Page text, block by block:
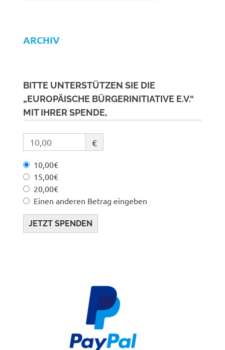
ARCHIV
BITTE UNTERSTÜTZEN SIE DIE
„EUROPÄISCHE BÜRGERINITIATIVE E.V.“
MIT IHRER SPENDE,
€
10,00€
15,00€
20,00€
Einen anderen Betrag eingeben
JETZT SPENDEN